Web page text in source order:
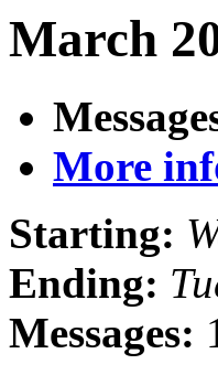
March
More
Starting:
Ending:
Messages: